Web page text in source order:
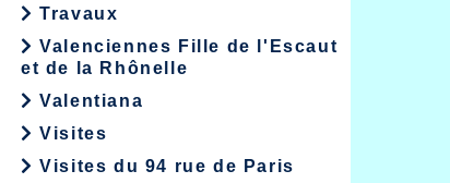
Travaux
Valenciennes Fille de l'Escaut
et de la Rhônelle
Valentiana
Visites
Visites du 94 rue de Paris